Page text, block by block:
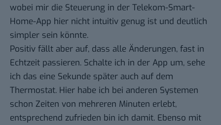
wobei mir die Steuerung in der Telekom-Smart-
Home-App hier nicht intuitiv genug ist und deutlich
simpler sein könnte.
Positiv fällt aber auf, dass alle Änderungen, fast in
Echtzeit passieren. Schalte ich in der App um, sehe
ich das eine Sekunde später auch auf dem
Thermostat. Hier habe ich bei anderen Systemen
schon Zeiten von mehreren Minuten erlebt,
entsprechend zufrieden bin ich damit. Ebenso mit